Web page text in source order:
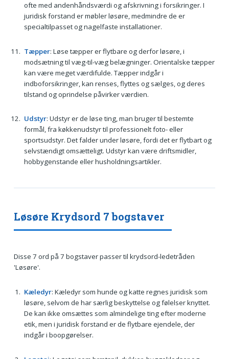
ofte med andenhåndsværdi og afskrivning i forsikringer. I
juridisk forstand er møbler løsøre, medmindre de er
specialtilpasset og nagelfaste installationer.
Tæpper: Løse tæpper er flytbare og derfor løsøre, i
modsætning til væg-til-væg belægninger. Orientalske tæpper
kan være meget værdifulde. Tæpper indgår i
indboforsikringer, kan renses, flyttes og sælges, og deres
tilstand og oprindelse påvirker værdien.
Udstyr: Udstyr er de løse ting, man bruger til bestemte
formål, fra køkkenudstyr til professionelt foto- eller
sportsudstyr. Det falder under løsøre, fordi det er flytbart og
selvstændigt omsætteligt. Udstyr kan være driftsmidler,
hobbygenstande eller husholdningsartikler.
Løsøre Krydsord 7 bogstaver
Disse 7 ord på 7 bogstaver passer til krydsord-ledetråden
'Løsøre'.
Kæledyr: Kæledyr som hunde og katte regnes juridisk som
løsøre, selvom de har særlig beskyttelse og følelser knyttet.
De kan ikke omsættes som almindelige ting efter moderne
etik, men i juridisk forstand er de flytbare ejendele, der
indgår i boopgørelser.